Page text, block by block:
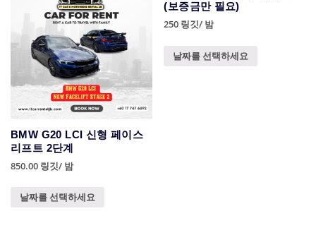
BMW G20 LCI 신형 페이스
리프트 2단계
850.00 링깃/ 밤
날짜를 선택하세요
(보증금만 필요)
250 링깃/ 밤
날짜를 선택하세요